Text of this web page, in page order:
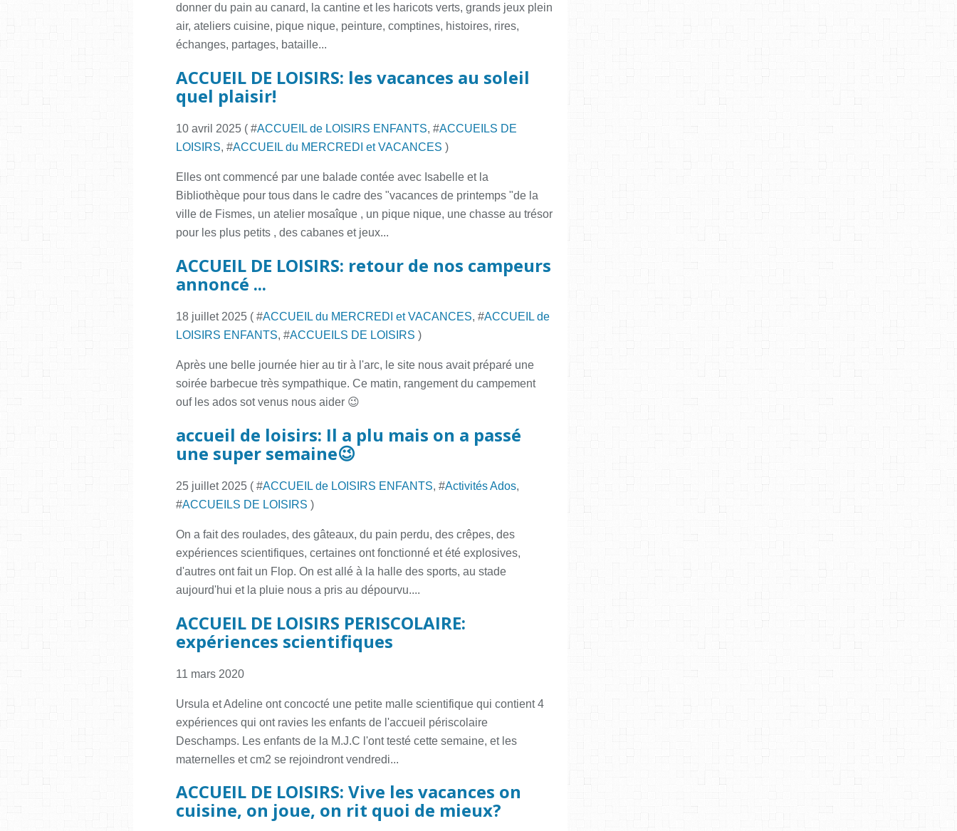
donner du pain au canard, la cantine et les haricots verts, grands jeux plein
air, ateliers cuisine, pique nique, peinture, comptines, histoires, rires,
échanges, partages, bataille...
ACCUEIL DE LOISIRS: les vacances au soleil
quel plaisir!
10 avril 2025 ( #ACCUEIL de LOISIRS ENFANTS, #ACCUEILS DE
LOISIRS, #ACCUEIL du MERCREDI et VACANCES )
Elles ont commencé par une balade contée avec Isabelle et la
Bibliothèque pour tous dans le cadre des "vacances de printemps "de la
ville de Fismes, un atelier mosaîque , un pique nique, une chasse au trésor
pour les plus petits , des cabanes et jeux...
ACCUEIL DE LOISIRS: retour de nos campeurs
annoncé ...
18 juillet 2025 ( #ACCUEIL du MERCREDI et VACANCES, #ACCUEIL de
LOISIRS ENFANTS, #ACCUEILS DE LOISIRS )
Après une belle journée hier au tir à l'arc, le site nous avait préparé une
soirée barbecue très sympathique. Ce matin, rangement du campement
ouf les ados sot venus nous aider 😉
accueil de loisirs: Il a plu mais on a passé
une super semaine😉
25 juillet 2025 ( #ACCUEIL de LOISIRS ENFANTS, #Activités Ados,
#ACCUEILS DE LOISIRS )
On a fait des roulades, des gâteaux, du pain perdu, des crêpes, des
expériences scientifiques, certaines ont fonctionné et été explosives,
d'autres ont fait un Flop. On est allé à la halle des sports, au stade
aujourd'hui et la pluie nous a pris au dépourvu....
ACCUEIL DE LOISIRS PERISCOLAIRE:
expériences scientifiques
11 mars 2020
Ursula et Adeline ont concocté une petite malle scientifique qui contient 4
expériences qui ont ravies les enfants de l'accueil périscolaire
Deschamps. Les enfants de la M.J.C l'ont testé cette semaine, et les
maternelles et cm2 se rejoindront vendredi...
ACCUEIL DE LOISIRS: Vive les vacances on
cuisine, on joue, on rit quoi de mieux?